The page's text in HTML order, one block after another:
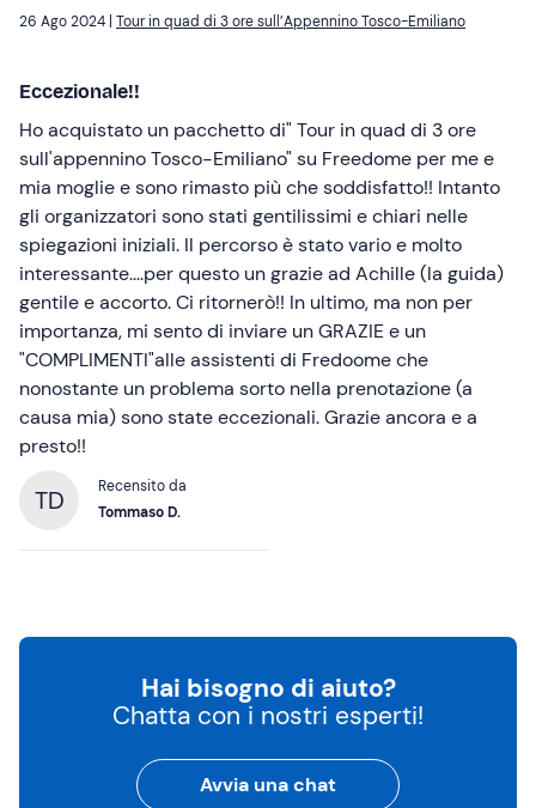
26 Ago 2024 | Tour in quad di 3 ore sull’Appennino Tosco-Emiliano
Eccezionale!!
Ho acquistato un pacchetto di" Tour in quad di 3 ore
sull'appennino Tosco-Emiliano" su Freedome per me e
mia moglie e sono rimasto più che soddisfatto!! Intanto
gli organizzatori sono stati gentilissimi e chiari nelle
spiegazioni iniziali. Il percorso è stato vario e molto
interessante....per questo un grazie ad Achille (la guida)
gentile e accorto. Ci ritornerò!! In ultimo, ma non per
importanza, mi sento di inviare un GRAZIE e un
"COMPLIMENTI"alle assistenti di Fredoome che
nonostante un problema sorto nella prenotazione (a
causa mia) sono state eccezionali. Grazie ancora e a
presto!!
TD
Recensito da
Tommaso D.
Hai bisogno di aiuto?
Chatta con i nostri esperti!
Avvia una chat